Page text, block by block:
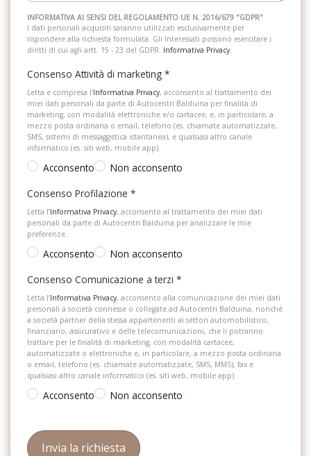
INFORMATIVA AI SENSI DEL REGOLAMENTO UE N. 2016/679 "GDPR"
I dati personali acquisiti saranno utilizzati esclusivamente per
rispondere alla richiesta formulata. Gli Interessati possono esercitare i
diritti di cui agli artt. 15 - 23 del GDPR. Informativa Privacy
Consenso Attività di marketing *
Letta e compresa l’Informativa Privacy, acconsento al trattamento dei
miei dati personali da parte di Autocentri Balduina per finalità di
marketing, con modalità elettroniche e/o cartacee, e, in particolare, a
mezzo posta ordinaria o email, telefono (es. chiamate automatizzate,
SMS, sistemi di messaggistica istantanea), e qualsiasi altro canale
informatico (es. siti web, mobile app).
Acconsento
Non acconsento
Consenso Profilazione *
Letta l’Informativa Privacy, acconsento al trattamento dei miei dati
personali da parte di Autocentri Balduina per analizzare le mie
preferenze.
Acconsento
Non acconsento
Consenso Comunicazione a terzi *
Letta l’Informativa Privacy, acconsento alla comunicazione dei miei dati
personali a società connesse o collegate ad Autocentri Balduina, nonché
a società partner della stessa appartenenti ai settori automobilistico,
finanziario, assicurativo e delle telecomunicazioni, che li potranno
trattare per le finalità di marketing, con modalità cartacee,
automatizzate o elettroniche e, in particolare, a mezzo posta ordinaria
o email, telefono (es. chiamate automatizzate, SMS, MMS), fax e
qualsiasi altro canale informatico (es. siti web, mobile app).
Acconsento Non acconsento